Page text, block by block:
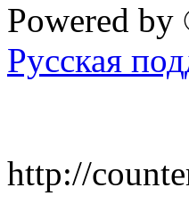
Powered by
Русская
http://